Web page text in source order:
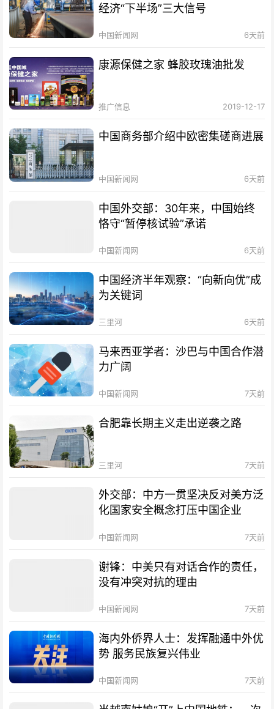
经济“下半场”三大信号
中国新闻网 6天前
康源保健之家 蜂胶玫瑰油批发
推广信息 2019-12-17
中国商务部介绍中欧密集磋商进展
中国新闻网 6天前
中国外交部：30年来，中国始终
恪守“暂停核试验”承诺
中国新闻网 6天前
中国经济半年观察：“向新向优”成
为关键词
三里河 6天前
马来西亚学者：沙巴与中国合作潜
力广阔
中国新闻网 7天前
合肥靠长期主义走出逆袭之路
三里河 7天前
外交部：中方一贯坚决反对美方泛
化国家安全概念打压中国企业
中国新闻网 7天前
谢锋：中美只有对话合作的责任，
没有冲突对抗的理由
中国新闻网 7天前
海内外侨界人士：发挥融通中外优
势 服务民族复兴伟业
中国新闻网 7天前